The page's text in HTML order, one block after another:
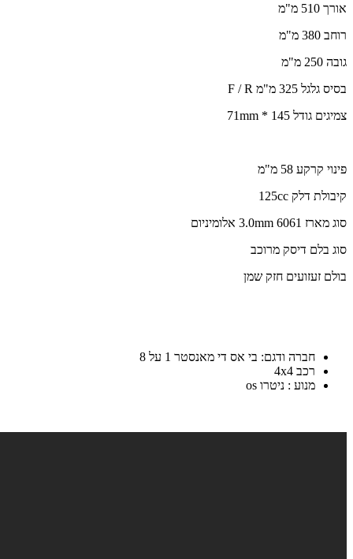
אורך 510 מ"מ
רוחב 380 מ"מ
גובה 250 מ"מ
בסיס גלגל 325 מ"מ F / R
צמיגים גודל 145 * 71mm
פינוי קרקע 58 מ"מ
קיבולת דלק 125cc
סוג מארז 3.0mm 6061 אלומיניום
סוג בלם דיסק מרוכב
בולם זעזועים חזק שמן
חברה ודגם: בי אס די מאנסטר 1 על 8
רכב 4x4
מנוע : ניטרו os